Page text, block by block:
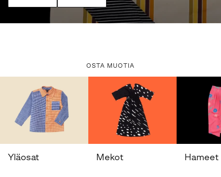
OSTA MUOTIA
Yläosat Mekot Hameet